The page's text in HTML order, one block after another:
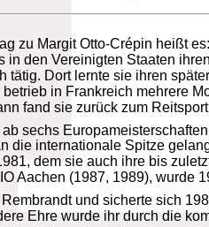
zu Margit Otto-Crépin heißt
in den Vereinigten Staaten
tätig. Dort lernte sie ihren
betrieb in Frankreich mehrere
fand sie zurück zum
sechs
die internationale Spitze
dem sie auch ihre bis
Aachen (1987, 1989), wurde
und sicherte sich
Ehre wurde ihr durch die